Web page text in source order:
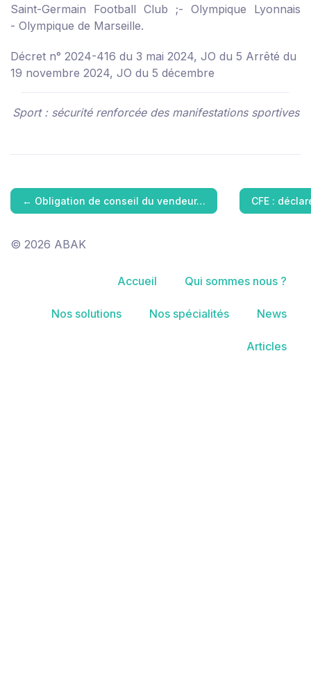
Saint-Germain Football Club ;- Olympique Lyonnais
- Olympique de Marseille.
Décret n° 2024-416 du 3 mai 2024, JO du 5 Arrêté du
19 novembre 2024, JO du 5 décembre
Sport : sécurité renforcée des manifestations sportives
← Obligation de conseil du vendeur… CFE :
© 2026 ABAK
Accueil Qui sommes nous ?
Nos solutions Nos spécialités News
Articles